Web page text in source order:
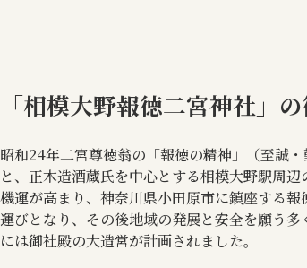
「相模大野報徳二宮神社」
昭和24年二宮尊徳翁の「報徳の精神」（至誠
と、正木造酒蔵氏を中心とする相模大野駅周
機運が高まり、神奈川県小田原市に鎮座する
運びとなり、その後地域の発展と安全を願う
には御社殿の大造営が計画されました。